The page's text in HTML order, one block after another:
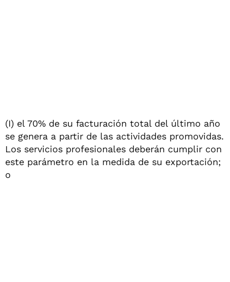
(I) el 70% de su facturación total del último año
se genera a partir de las actividades promovidas.
Los servicios profesionales deberán cumplir con
este parámetro en la medida de su exportación;
o